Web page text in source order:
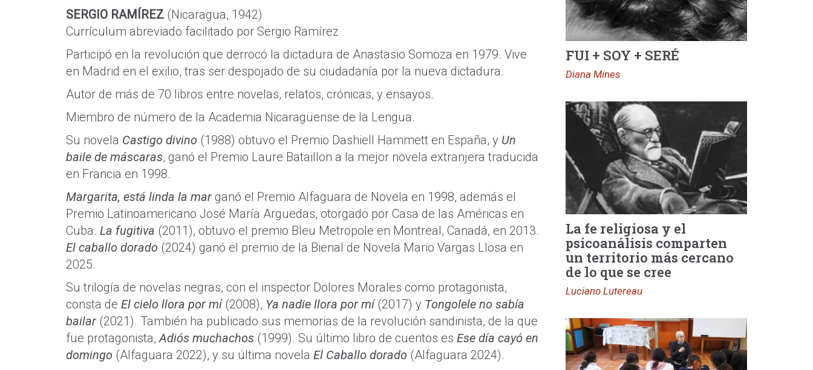
SERGIO RAMÍREZ (Nicaragua, 1942)
Currículum abreviado facilitado por Sergio Ramírez
Participó en la revolución que derrocó la dictadura de Anastasio Somoza en 1979. Vive
en Madrid en el exilio, tras ser despojado de su ciudadanía por la nueva dictadura.
Autor de más de 70 libros entre novelas, relatos, crónicas, y ensayos.
Miembro de número de la Academia Nicaragüense de la Lengua.
Su novela Castigo divino (1988) obtuvo el Premio Dashiell Hammett en España, y Un
baile de máscaras, ganó el Premio Laure Bataillon a la mejor novela extranjera traducida
en Francia en 1998.
Margarita, está linda la mar ganó el Premio Alfaguara de Novela en 1998, además el
Premio Latinoamericano José María Arguedas, otorgado por Casa de las Américas en
Cuba. La fugitiva (2011), obtuvo el premio Bleu Metropole en Montreal, Canadá, en 2013.
El caballo dorado (2024) ganó el premio de la Bienal de Novela Mario Vargas Llosa en
2025.
Su trilogía de novelas negras, con el inspector Dolores Morales como protagonista,
consta de El cielo llora por mí(2008), Ya nadie llora por mí(2017) y Tongolele no sabía
bailar (2021). También ha publicado sus memorias de la revolución sandinista, de la que
fue protagonista,Adiós muchachos (1999). Su último libro de cuentos es Ese día cayó en
domingo (Alfaguara 2022), y su última novela El Caballo dorado (Alfaguara 2024).
FUI + SOY + SERÉ
Diana Mines
La fe religiosa y el
psicoanálisis comparten
un territorio más cercano
de lo que se cree
Luciano Lutereau